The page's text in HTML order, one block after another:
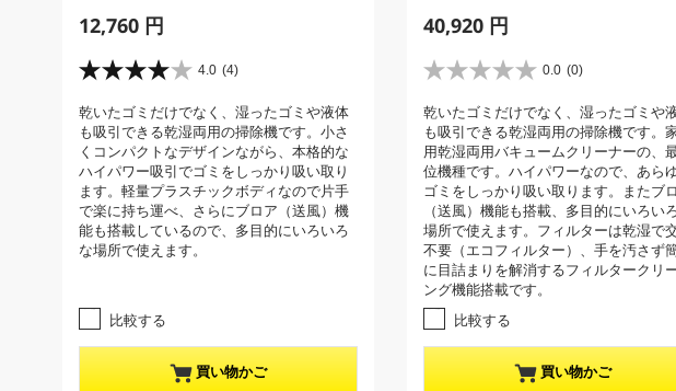
C
r
e
n
t
p
r
o
d
c
t
p
12,760 円
4.0 (4)
星
.
0
／
5
個
で
す
。
ュ
ー
件
乾いたゴミだけでなく、湿ったゴミや液体
も吸引できる乾湿両用の掃除機です。小さ
くコンパクトなデザインながら、本格的な
ハイパワー吸引でゴミをしっかり吸い取り
ます。軽量プラスチックボディなので片手
で楽に持ち運べ、さらにブロア（送風）機
能も搭載しているので、多目的にいろいろ
な場所で使えます。
比較する
買い物かご
C
r
e
n
t
p
r
o
d
u
c
t
p
40,920 円
0.0 (0)
星
.
0
／
5
個
で
す
。
乾いたゴミだけでなく、湿ったゴミや
も吸引できる乾湿両用の掃除機です。
用乾湿両用バキュームクリーナーの、
位機種です。ハイパワーなので、あら
ゴミをしっかり吸い取ります。またブ
（送風）機能も搭載、多目的にいろい
場所で使えます。フィルターは乾湿で
不要（エコフィルター）、手を汚さず
に目詰まりを解消するフィルタークリ
ング機能搭載です。
比較する
買い物かご